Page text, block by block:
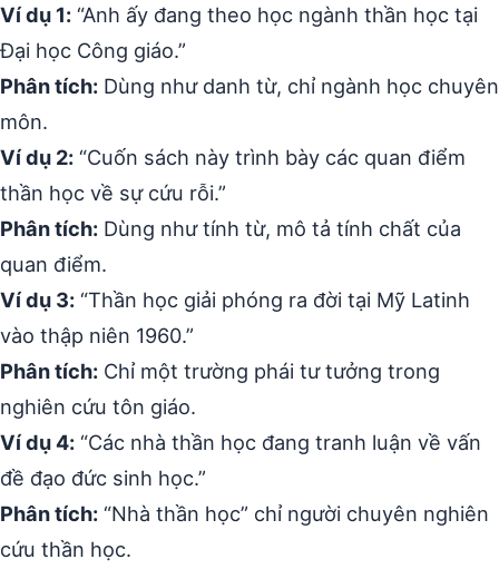
Ví dụ 1: “Anh ấy đang theo học ngành thần học tại
Đại học Công giáo.”
Phân tích: Dùng như danh từ, chỉ ngành học chuyên
môn.
Ví dụ 2: “Cuốn sách này trình bày các quan điểm
thần học về sự cứu rỗi.”
Phân tích: Dùng như tính từ, mô tả tính chất của
quan điểm.
Ví dụ 3: “Thần học giải phóng ra đời tại Mỹ Latinh
vào thập niên 1960.”
Phân tích: Chỉ một trường phái tư tưởng trong
nghiên cứu tôn giáo.
Ví dụ 4: “Các nhà thần học đang tranh luận về vấn
đề đạo đức sinh học.”
Phân tích: “Nhà thần học” chỉ người chuyên nghiên
cứu thần học.